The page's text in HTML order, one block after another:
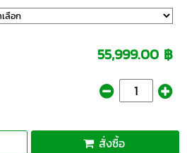
55,999.00 ฿
สั่งซื้อ